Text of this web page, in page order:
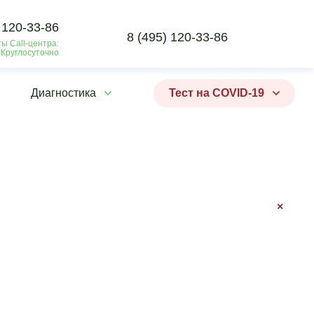
33-86
Call-центра:
8 (495) 120-33-86
Диагностика Тест на COVID-19
×